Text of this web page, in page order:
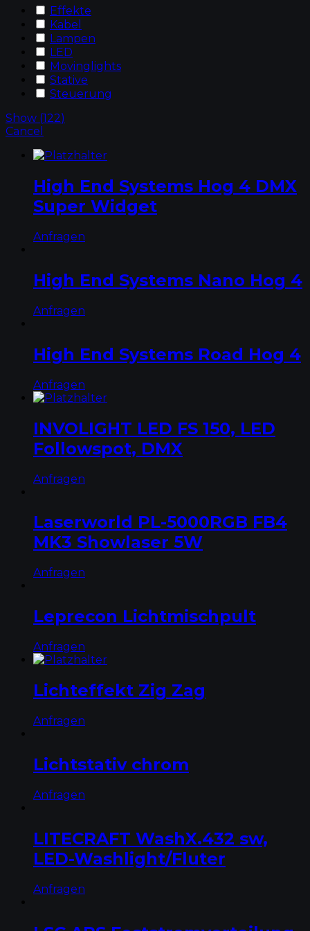
Effekte
Kabel
Lampen
LED
Movinglights
Stative
Steuerung
Show (122)
Cancel
High End Systems Hog 4 DMX
Super Widget
Anfragen
High End Systems Nano Hog 4
Anfragen
High End Systems Road Hog 4
Anfragen
INVOLIGHT LED FS 150, LED
Followspot, DMX
Anfragen
Laserworld PL-5000RGB FB4
MK3 Showlaser 5W
Anfragen
Leprecon Lichtmischpult
Anfragen
Lichteffekt Zig Zag
Anfragen
Lichtstativ chrom
Anfragen
LITECRAFT WashX.432 sw,
LED-Washlight/Fluter
Anfragen